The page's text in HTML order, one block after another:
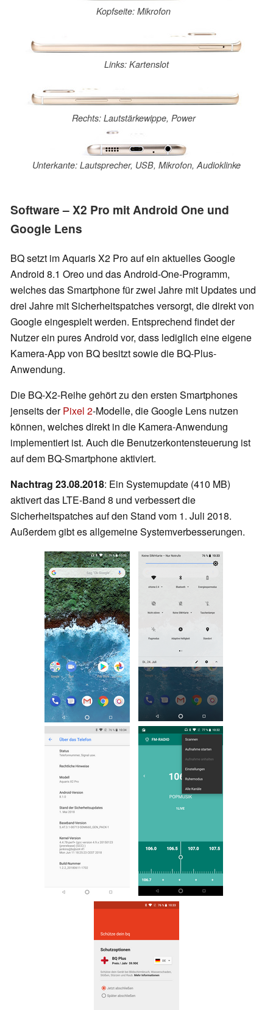
Kopfseite: Mikrofon
Links: Kartenslot
Rechts: Lautstärkewippe, Power
Unterkante: Lautsprecher, USB, Mikrofon, Audioklinke
Software – X2 Pro mit Android One und
Google Lens
BQ setzt im Aquaris X2 Pro auf ein aktuelles Google
Android 8.1 Oreo und das Android-One-Programm,
welches das Smartphone für zwei Jahre mit Updates und
drei Jahre mit Sicherheitspatches versorgt, die direkt von
Google eingespielt werden. Entsprechend findet der
Nutzer ein pures Android vor, dass lediglich eine eigene
Kamera-App von BQ besitzt sowie die BQ-Plus-
Anwendung.
Die BQ-X2-Reihe gehört zu den ersten Smartphones
jenseits derPixel 2-Modelle, die Google Lens nutzen
können, welches direkt in die Kamera-Anwendung
implementiert ist. Auch die Benutzerkontensteuerung ist
auf dem BQ-Smartphone aktiviert.
Nachtrag 23.08.2018: Ein Systemupdate (410 MB)
aktivert das LTE-Band 8 und verbessert die
Sicherheitspatches auf den Stand vom 1. Juli 2018.
Außerdem gibt es allgemeine Systemverbesserungen.